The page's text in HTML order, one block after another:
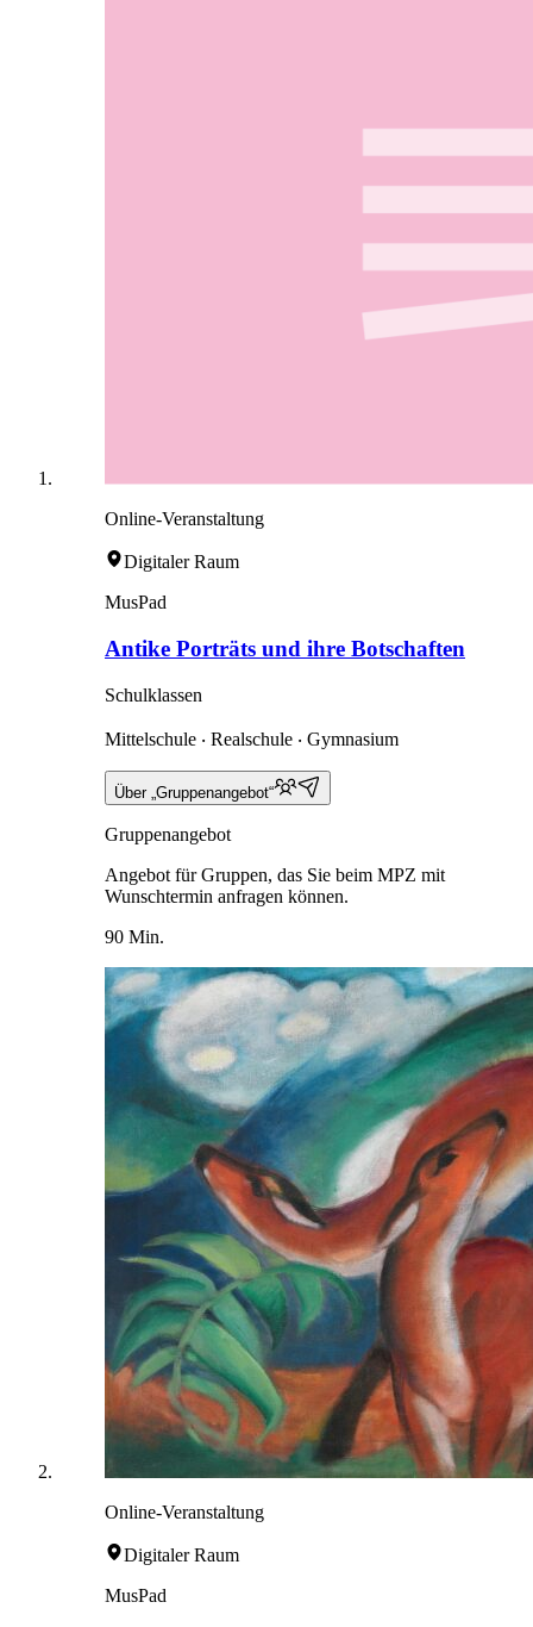
Online-Veranstaltung
Digitaler Raum
MusPad
Antike Porträts und ihre Botschaften
Schulklassen
Mittelschule ‧ Realschule ‧ Gymnasium
Über „Gruppenangebot“
Gruppenangebot
Angebot für Gruppen, das Sie beim MPZ mit
Wunschtermin anfragen können.
90 Min.
Online-Veranstaltung
Digitaler Raum
MusPad